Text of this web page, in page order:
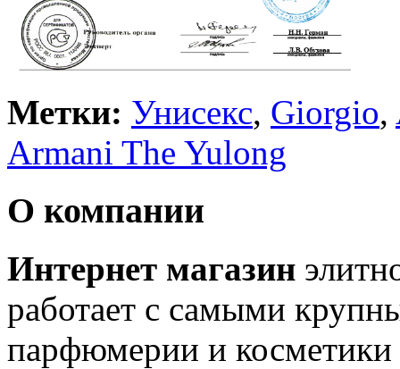
Метки: Унисекс, Giorgio,
Armani The Yulong
О компании
Интернет магазин
работает с самыми
парфюмерии и